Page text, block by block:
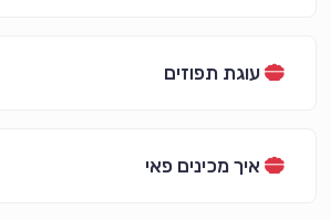
עוגת תפוזים
איך מכינים פאי